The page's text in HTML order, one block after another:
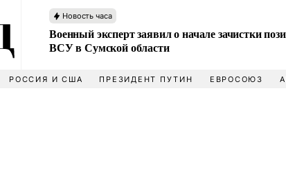
Новость часа
Военный эксперт заявил о начале зачистки
ВСУ в Сумской области
РОССИЯ И США ПРЕЗИДЕНТ ПУТИН ЕВРОСОЮЗ